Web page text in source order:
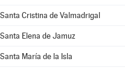
Santa Cristina de Valmadrigal
Santa Elena de Jamuz
Santa María de la Isla